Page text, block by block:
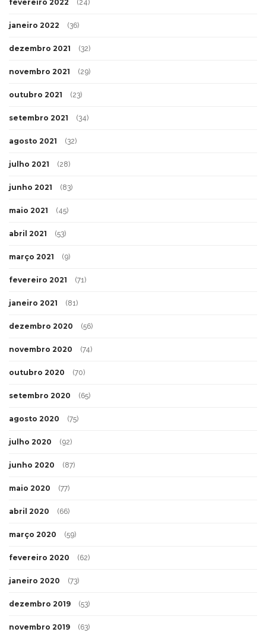
fevereiro 2022 (24)
janeiro 2022 (36)
dezembro 2021 (32)
novembro 2021 (29)
outubro 2021 (23)
setembro 2021 (34)
agosto 2021 (32)
julho 2021 (28)
junho 2021 (83)
maio 2021 (45)
abril 2021 (53)
março 2021 (9)
fevereiro 2021 (71)
janeiro 2021 (81)
dezembro 2020 (56)
novembro 2020 (74)
outubro 2020 (70)
setembro 2020 (65)
agosto 2020 (75)
julho 2020 (92)
junho 2020 (87)
maio 2020 (77)
abril 2020 (66)
março 2020 (59)
fevereiro 2020 (62)
janeiro 2020 (73)
dezembro 2019 (53)
novembro 2019 (63)